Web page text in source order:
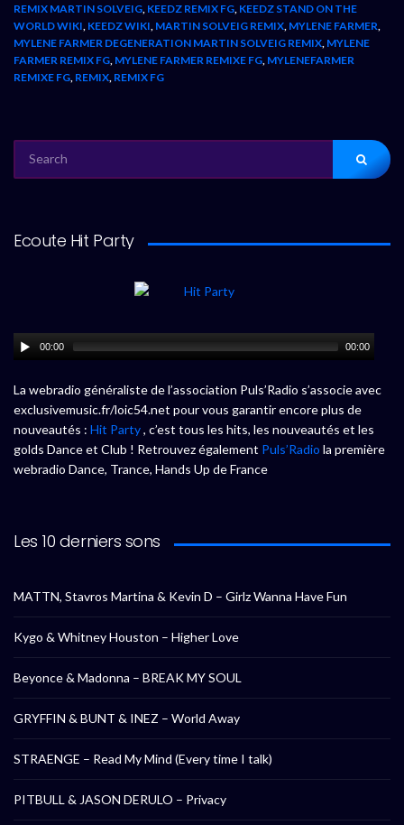
REMIX MARTIN SOLVEIG KEEDZ REMIX FG KEEDZ STAND ON THE
WORLD WIKI KEEDZ WIKI MARTIN SOLVEIG REMIX MYLENE FARMER
MYLENE FARMER DEGENERATION MARTIN SOLVEIG REMIX MYLENE
FARMER REMIX FG MYLENE FARMER REMIXE FG MYLENEFARMER
REMIXE FG REMIX REMIX FG
FOR:
Ecoute Hit Party
00:00 00:00
La webradio généraliste de l’association Puls’Radio s’associe avec
exclusivemusic.fr/loic54.net pour vous garantir encore plus de
nouveautés : Hit Party, c’est tous les hits, les nouveautés et les
golds Dance et Club ! Retrouvez également Puls’Radio la première
webradio Dance, Trance, Hands Up de France
Les 10 derniers sons
MATTN, Stavros Martina & Kevin D – Girlz Wanna Have Fun
Kygo & Whitney Houston – Higher Love
Beyonce & Madonna – BREAK MY SOUL
GRYFFIN & BUNT & INEZ – World Away
STRAENGE – Read My Mind (Every time I talk)
PITBULL & JASON DERULO – Privacy